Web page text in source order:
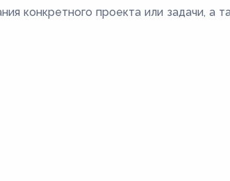
конкретного проекта или задачи, а